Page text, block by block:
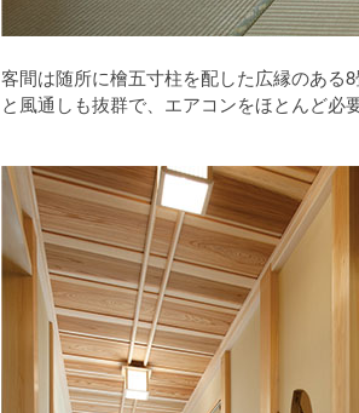
客間は随所に檜五寸柱を配した広縁のある
と風通しも抜群で、エアコンをほとんど必